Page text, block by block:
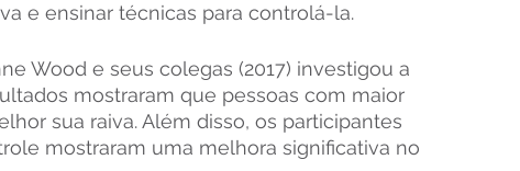
e ensinar técnicas para controlá-la.
Wood e seus colegas (2017) investigou a
mostraram que pessoas com maior
sua raiva. Além disso, os participantes
mostraram uma melhora significativa no